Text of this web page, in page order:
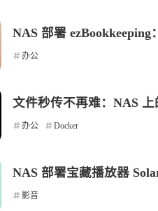
NAS 部署
办公
文件秒传不再难：NAS
办公 Docker
NAS 部署宝藏播放器
影音